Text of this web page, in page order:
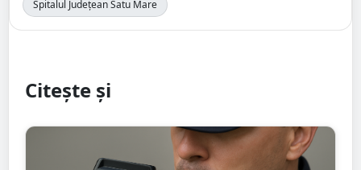
Spitalul Județean Satu Mare
Citește și